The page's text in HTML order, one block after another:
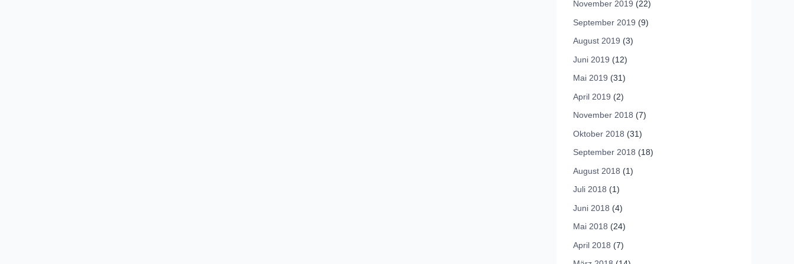
November 2019 (22)
September 2019 (9)
August 2019 (3)
Juni 2019 (12)
Mai 2019 (31)
April 2019 (2)
November 2018 (7)
Oktober 2018 (31)
September 2018 (18)
August 2018 (1)
Juli 2018 (1)
Juni 2018 (4)
Mai 2018 (24)
April 2018 (7)